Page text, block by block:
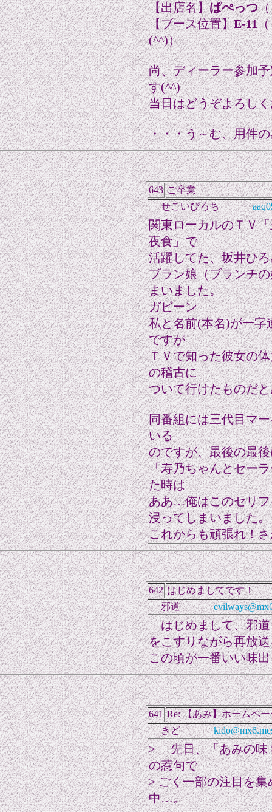
【出店名】ぱぺっつ
【ブース位置】E-11
(^^)）
尚、ディーラー参加
す(^^)
当日はどうぞよろし
・・・う～む、用件
643 ご卒業
せこいぴろち |
関東ローカルのＴＶ
夜食」で
活躍してた、坂井ひ
ブラン娘（ブランチ
まいました。
ガビーン
私と名前(本名)が一字
ですが
ＴＶで知った彼女の
の稽古に
ついて行けたものだ
同番組には三代目マ
いる
のですが、最後の最
「寿乃ちゃんとセー
た時は
ああ…俺はこのセリ
浸ってしまいました。
これからも頑張れ！
642 はじめましてです！
邪道 |
はじめまして、邪道
をこすりながら再放
この頃が一番いい味
641 Re: 【あみ】ホームペ
きど |
> 先日、「あみの味
の惹句で
> ごく一部の注目を
中…。